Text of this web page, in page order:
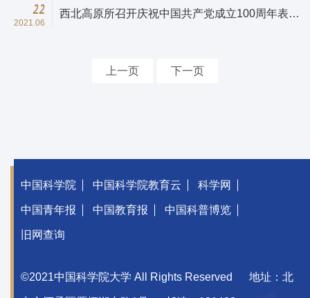
22
2021.06
西北高原所召开庆祝中国共产党成立100周年表彰
上一页 下一页
中国科学院 中国科学院教育云 科学网
中国青年报 中国教育报 中国科普博览
旧网查询
©2021中国科学院大学 All Rights Reserved 地址：北